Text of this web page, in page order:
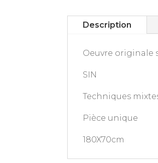
Description
Oeuvre originale
SIN
Techniques
Pièce unique
180X70cm